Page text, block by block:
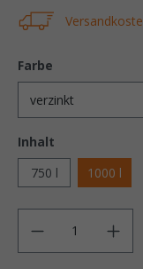
Farbe
Inhalt
750 l
1000 l